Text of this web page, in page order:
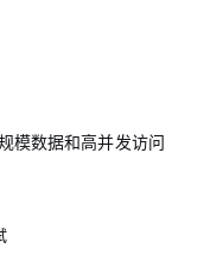
模数据和高并发访问